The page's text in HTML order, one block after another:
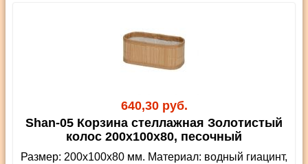
640,30 руб.
Shan-05 Корзина стеллажная Золотистый
колос 200х100х80, песочный
Размер: 200х100х80 мм. Материал: водный гиацинт,